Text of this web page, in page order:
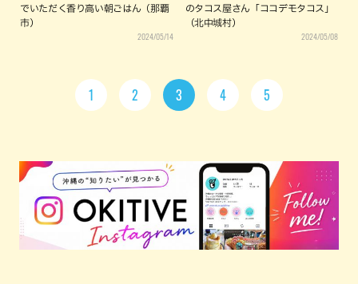
でいただく香り高い朝ごはん（那覇
市）
2024/05/14
のタコス屋さん「ココデモタコス」
（北中城村）
2024/05/08
1 2 3 4 5